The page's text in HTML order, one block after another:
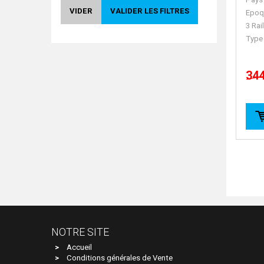
VIDER VALIDER LES FILTRES
3
Type
NOTRE SITE
Accueil
Conditions générales de Vente